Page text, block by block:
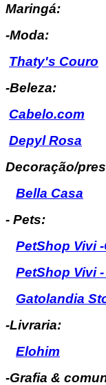
Maringá:
-Moda:
Thaty's Couro
-Beleza:
Cabelo.com
Depyl Rosa
Decoração/
Bella Casa
- Pets:
PetShop Vivi
PetShop Vivi
Gatolandia
-Livraria:
Elohim
-Grafia &